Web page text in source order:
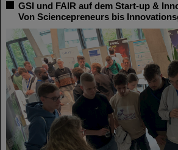
GSI und FAIR auf dem Start-up &
Von Sciencepreneurs bis